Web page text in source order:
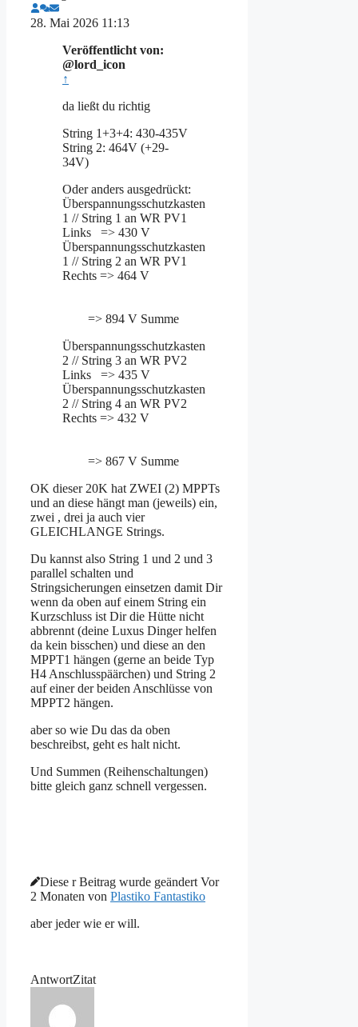
28. Mai 2026 11:13
Veröffentlicht von:
@lord_icon
↑
da ließt du richtig
String 1+3+4: 430-435V
String 2: 464V (+29-
34V)
Oder anders ausgedrückt:
Überspannungsschutzkasten
1 // String 1 an WR PV1
Links => 430 V
Überspannungsschutzkasten
1 // String 2 an WR PV1
Rechts => 464 V
=> 894 V Summe
Überspannungsschutzkasten
2 // String 3 an WR PV2
Links => 435 V
Überspannungsschutzkasten
2 // String 4 an WR PV2
Rechts => 432 V
=> 867 V Summe
OK dieser 20K hat ZWEI (2) MPPTs
und an diese hängt man (jeweils) ein,
zwei , drei ja auch vier
GLEICHLANGE Strings.
Du kannst also String 1 und 2 und 3
parallel schalten und
Stringsicherungen einsetzen damit Dir
wenn da oben auf einem String ein
Kurzschluss ist Dir die Hütte nicht
abbrennt (deine Luxus Dinger helfen
da kein bisschen) und diese an den
MPPT1 hängen (gerne an beide Typ
H4 Anschlusspäärchen) und String 2
auf einer der beiden Anschlüsse von
MPPT2 hängen.
aber so wie Du das da oben
beschreibst, geht es halt nicht.
Und Summen (Reihenschaltungen)
bitte gleich ganz schnell vergessen.
Diese r Beitrag wurde geändert Vor
2 Monaten von Plastiko Fantastiko
aber jeder wie er will.
AntwortZitat